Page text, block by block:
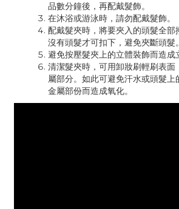
品數分鐘後，再配戴髮飾。
在沐浴或游泳時，請勿配戴髮飾。
配戴髮夾時，將要夾入的頭髮全部
沒有頭髮才可扣下，避免夾斷頭髮。
避免按壓髮夾上的立體裝飾而造成
清潔髮夾時，可用卸妝刷輕刷表面
屬部分。如此可避免汗水或頭髮上
金屬部份而造成氧化。